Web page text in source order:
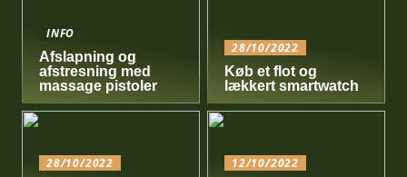
INFO
Afslapning og
afstresning med
massage pistoler
28/10/2022
Køb et flot og
lækkert smartwatch
28/10/2022 12/10/2022